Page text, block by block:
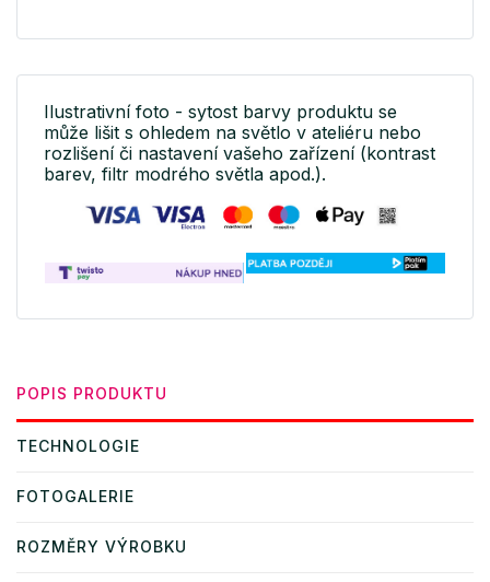
Ilustrativní foto - sytost barvy produktu se
může lišit s ohledem na světlo v ateliéru nebo
rozlišení či nastavení vašeho zařízení (kontrast
barev, filtr modrého světla apod.).
POPIS PRODUKTU
TECHNOLOGIE
FOTOGALERIE
ROZMĚRY VÝROBKU